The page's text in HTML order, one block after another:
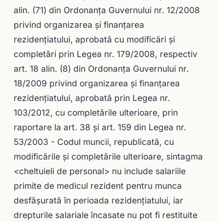
alin. (71) din Ordonanţa Guvernului nr. 12/2008
privind organizarea şi finanţarea
rezidenţiatului, aprobată cu modificări şi
completări prin Legea nr. 179/2008, respectiv
art. 18 alin. (8) din Ordonanţa Guvernului nr.
18/2009 privind organizarea şi finanţarea
rezidenţiatului, aprobată prin Legea nr.
103/2012, cu completările ulterioare, prin
raportare la art. 38 şi art. 159 din Legea nr.
53/2003 - Codul muncii, republicată, cu
modificările şi completările ulterioare, sintagma
<cheltuieli de personal> nu include salariile
primite de medicul rezident pentru munca
desfăşurată în perioada rezidenţiatului, iar
drepturile salariale încasate nu pot fi restituite